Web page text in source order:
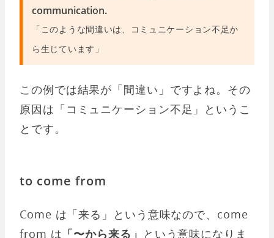
communication.
「このような間違いは、コミュニケーション不足か
ら生じています」
この例では結果が「間違い」ですよね。その
原因は「コミュニケーション不足」というこ
とです。
to come from
Come は「来る」という意味なので、come
from は 「〜から来る」 という意味になりま